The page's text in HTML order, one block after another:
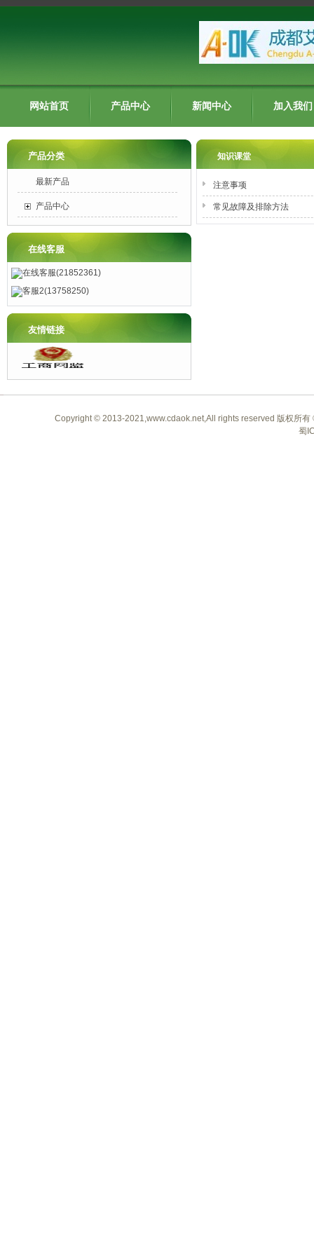
网站首页 产品中心 新闻中心 加入我们
知识课堂
注意事项
常见故障及排除方法
产品分类
最新产品
产品中心
在线客服
在线客服(21852361)
客服2(13758250)
友情链接
Copyright © 2013-2021,www.cdaok.net,All rights reserved 版权所
蜀